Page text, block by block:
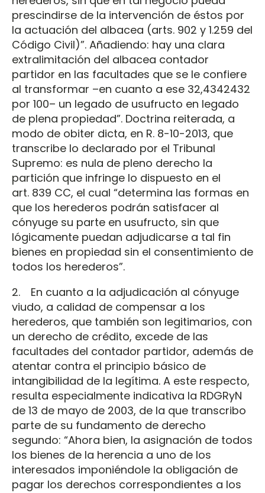
prescindirse de la intervención de éstos por
la actuación del albacea (arts. 902 y 1.259 del
Código Civil)”. Añadiendo: hay una clara
extralimitación del albacea contador
partidor en las facultades que se le confiere
al transformar –en cuanto a ese 32,4342432
por 100– un legado de usufructo en legado
de plena propiedad”. Doctrina reiterada, a
modo de obiter dicta, en R. 8-10-2013, que
transcribe lo declarado por el Tribunal
Supremo: es nula de pleno derecho la
partición que infringe lo dispuesto en el
art. 839 CC, el cual “determina las formas en
que los herederos podrán satisfacer al
cónyuge su parte en usufructo, sin que
lógicamente puedan adjudicarse a tal fin
bienes en propiedad sin el consentimiento de
todos los herederos”.
2. En cuanto a la adjudicación al cónyuge
viudo, a calidad de compensar a los
herederos, que también son legitimarios, con
un derecho de crédito, excede de las
facultades del contador partidor, además de
atentar contra el principio básico de
intangibilidad de la legítima. A este respecto,
resulta especialmente indicativa la RDGRyN
de 13 de mayo de 2003, de la que transcribo
parte de su fundamento de derecho
segundo: “Ahora bien, la asignación de todos
los bienes de la herencia a uno de los
interesados imponiéndole la obligación de
pagar los derechos correspondientes a los